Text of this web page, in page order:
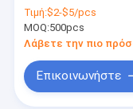
αυτοκινήτου
προσαρμοσμένες
Τιμή:$2-$5/pcs
MOQ:500pcs
Επικοινωνήστε